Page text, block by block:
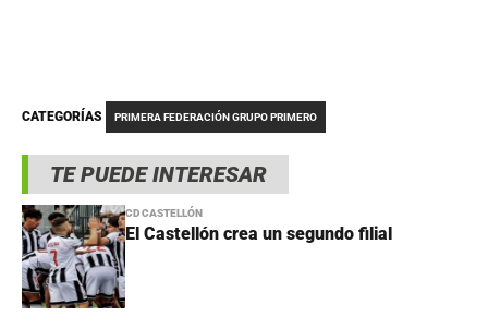
TE PUEDE INTERESAR
CD CASTELLÓN
El Castellón crea un segundo filial
CATEGORÍAS PRIMERA FEDERACIÓN GRUPO PRIMERO